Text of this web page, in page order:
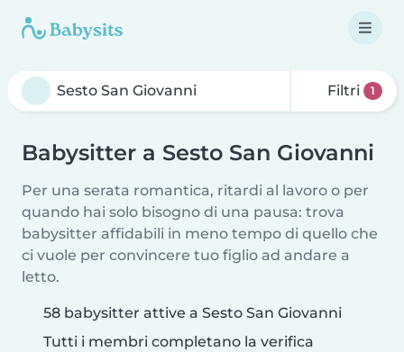
Filtri 1
Babysitter a Sesto San Giovanni
Per una serata romantica, ritardi al lavoro o per
quando hai solo bisogno di una pausa: trova
babysitter affidabili in meno tempo di quello che
ci vuole per convincere tuo figlio ad andare a
letto.
58 babysitter attive a Sesto San Giovanni
Tutti i membri completano la verifica